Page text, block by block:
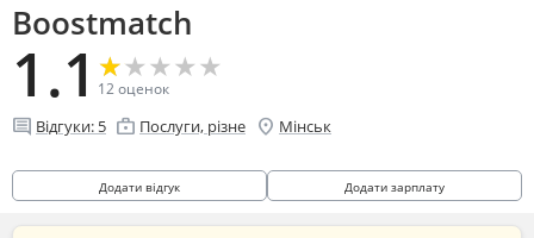
Boostmatch
1.1 ★
★★
★★
★★
★★
★
12оценок
comment Відгуки: 5 enterprise Послуги, різне location_on Мінськ
Додати відгук Додати зарплату